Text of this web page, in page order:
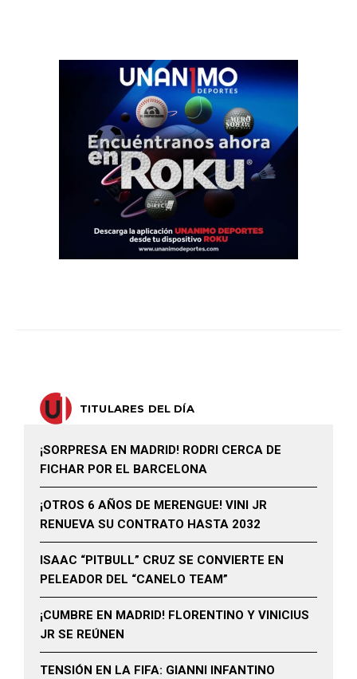
TITULARES DEL DÍA
¡SORPRESA EN MADRID! RODRI CERCA DE
FICHAR POR EL BARCELONA
¡OTROS 6 AÑOS DE MERENGUE! VINI JR
RENUEVA SU CONTRATO HASTA 2032
ISAAC “PITBULL” CRUZ SE CONVIERTE EN
PELEADOR DEL “CANELO TEAM”
¡CUMBRE EN MADRID! FLORENTINO Y VINICIUS
JR SE REÚNEN
TENSIÓN EN LA FIFA: GIANNI INFANTINO